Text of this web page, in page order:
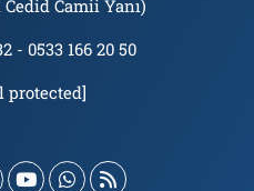
Camii Yanı)
- 0533 166 20 50
protected]